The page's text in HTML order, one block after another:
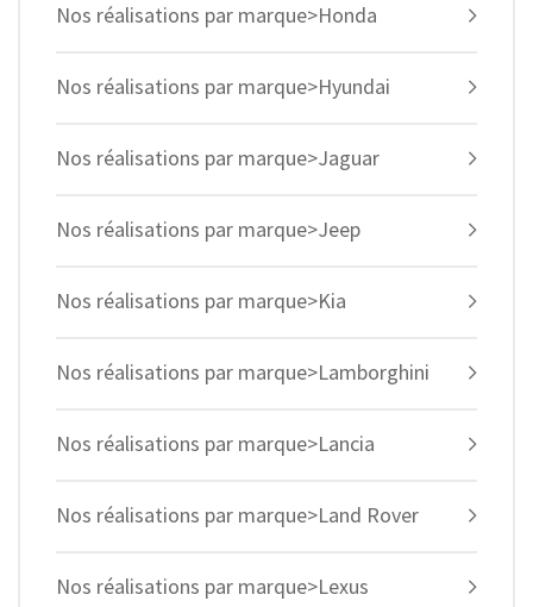
Nos réalisations par marque>Honda
Nos réalisations par marque>Hyundai
Nos réalisations par marque>Jaguar
Nos réalisations par marque>Jeep
Nos réalisations par marque>Kia
Nos réalisations par marque>Lamborghini
Nos réalisations par marque>Lancia
Nos réalisations par marque>Land Rover
Nos réalisations par marque>Lexus